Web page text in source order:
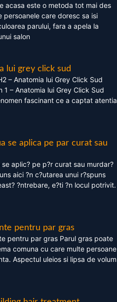
acasa este o metoda tot mai des
persoanele care doresc sa isi
parului, fara a apela la
salon
lui grey click sud
– Anatomia lui Grey Click Sud
1 – Anatomia lui Grey Click Sud
fascinant ce a captat atentia
se aplica pe par curat sau
se aplic? pe p?r curat sau murdar?
aici ?n c?utarea unui r?spuns
?ntrebare, e?ti ?n locul potrivit.
pentru par gras
pentru par gras Parul gras poate
comuna cu care multe persoane
Aspectul uleios si lipsa de volum